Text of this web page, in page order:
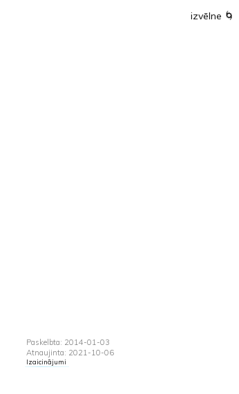
izvēlne 🌀
Paskelbta: 2014-01-03
Atnaujinta: 2021-10-06
Izaicinājumi